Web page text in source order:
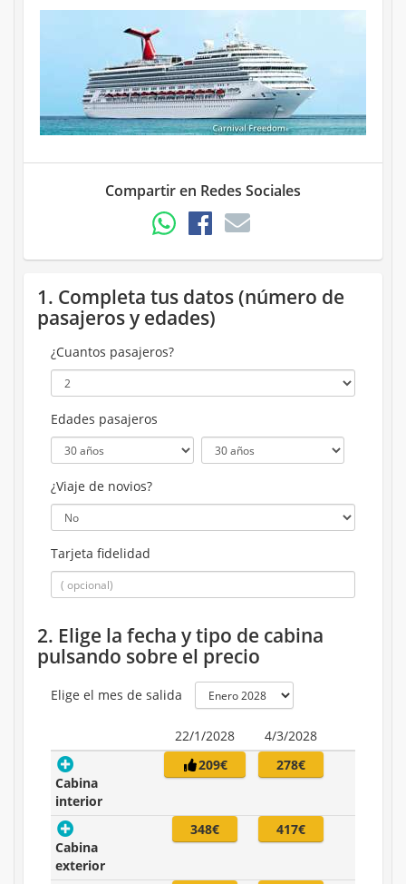
Compartir en Redes Sociales
1. Completa tus datos (número de
pasajeros y edades)
¿Cuantos pasajeros?
Edades pasajeros
¿Viaje de novios?
Tarjeta fidelidad
2. Elige la fecha y tipo de cabina
pulsando sobre el precio
Elige el mes de salida
22/1/2028 4/3/2028
Cabina
interior
209€ 278€
Cabina
exterior
348€ 417€